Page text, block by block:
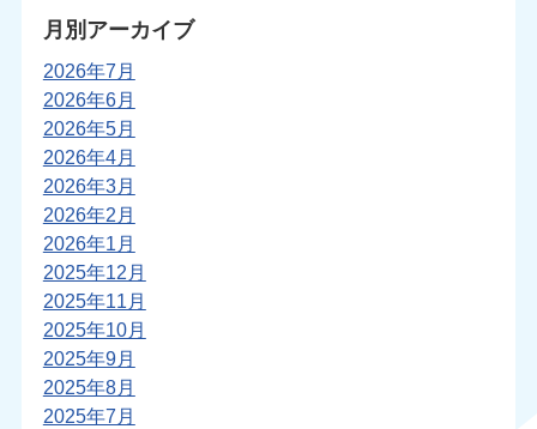
月別アーカイブ
2026年7月
2026年6月
2026年5月
2026年4月
2026年3月
2026年2月
2026年1月
2025年12月
2025年11月
2025年10月
2025年9月
2025年8月
2025年7月